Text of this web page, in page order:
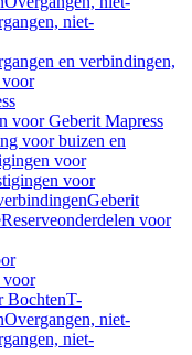
niet-
en verbindingen,
voor
voor Geberit Mapress
voor buizen en
voor
voor
Geberit
Reserveonderdelen voor
voor
BochtenT-
Overgangen, niet-
niet-